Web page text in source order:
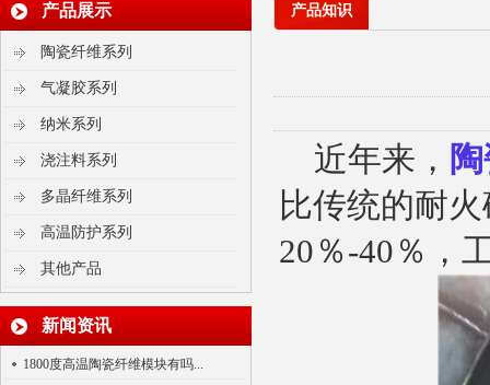
产品展示
陶瓷纤维系列
气凝胶系列
纳米系列
浇注料系列
多晶纤维系列
高温防护系列
其他产品
新闻资讯
1800度高温陶瓷纤维模块有吗...
气凝胶毡
产品知识
近年来，
比传统的耐
20 ％-40 ％，